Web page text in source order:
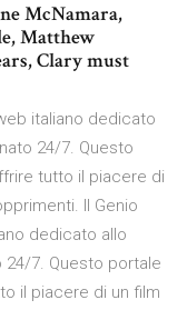
McNamara,
Matthew
Clary must
italiano dedicato
24/7. Questo
tutto il piacere di
Il Genio
dedicato allo
24/7. Questo portale
il piacere di un film